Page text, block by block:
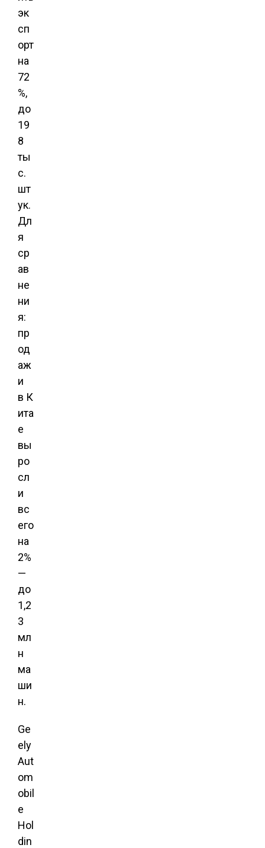
эк
сп
орт
на
72
%,
до
19
8
ты
с.
шт
ук.
Дл
я
ср
ав
не
ни
я:
пр
од
аж
и
в К
ита
е
вы
ро
сл
и
вс
его
на
2%
—
до
1,2
3
мл
н
ма
ши
н.
Ge
ely
Aut
om
obil
e
Hol
din